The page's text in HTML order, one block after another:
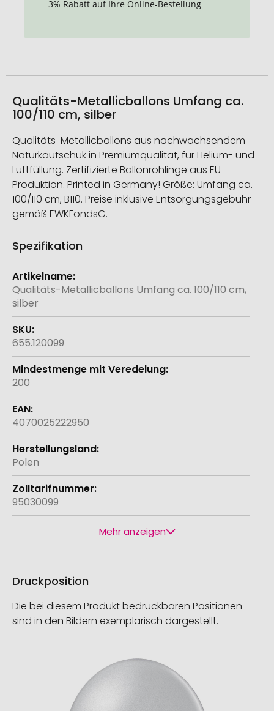
3% Rabatt auf Ihre Online-Bestellung
Qualitäts-Metallicballons Umfang ca.
100/110 cm, silber
Qualitäts-Metallicballons aus nachwachsendem
Naturkautschuk in Premiumqualität, für Helium- und
Luftfüllung. Zertifizierte Ballonrohlinge aus EU-
Produktion. Printed in Germany! Größe: Umfang ca.
100/110 cm, B110. Preise inklusive Entsorgungsgebühr
gemäß EWKFondsG.
Spezifikation
Weitere
Informationen
Qualitäts-Metallicballons Umfang ca. 100/110 cm,
silber
655.120099
200
4070025222950
Polen
95030099
Mehr anzeigen
Druckposition
Die bei diesem Produkt bedruckbaren Positionen
sind in den Bildern exemplarisch dargestellt.